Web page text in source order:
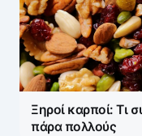
Ξηροί καρποί: Τι
πάρα πολλούς